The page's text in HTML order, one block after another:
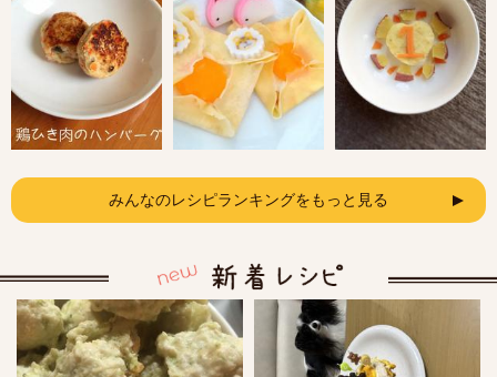
みんなのレシピランキングをもっと見る